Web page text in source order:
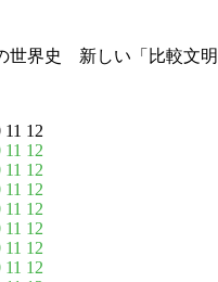
界史 新しい「比較文
11 12
11 12
11 12
11 12
11 12
11 12
11 12
11 12